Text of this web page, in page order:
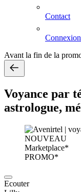
Contact
Avant la fin de la
Voyance par
astrologue,
NOUVEAU
Marketplace*
PROMO*
Ecouter